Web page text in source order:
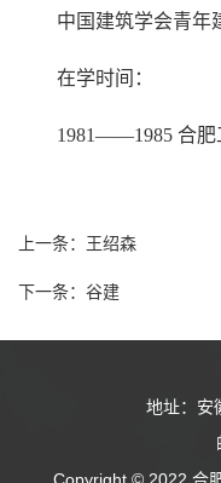
中国建筑学会青年
在学时间：
1981——1985 合肥
上一条： 王绍森
下一条： 谷建
地址：安